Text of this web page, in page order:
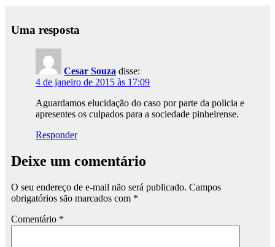
Uma resposta
Cesar Souza disse:
4 de janeiro de 2015 às 17:09
Aguardamos elucidação do caso por parte da policia e
apresentes os culpados para a sociedade pinheirense.
Responder
Deixe um comentário
O seu endereço de e-mail não será publicado. Campos
obrigatórios são marcados com *
Comentário *